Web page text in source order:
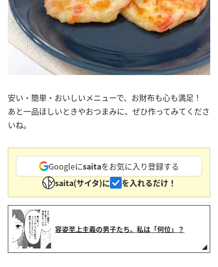
安い・簡単・おいしいメニューで、お財布も心も満足！
あと一品ほしいときやおつまみに、ぜひ作ってみてくださ
いね。
Googleにsaitaをお気に入り登録する
saita(サイタ)に
を入れるだけ！
容姿至上主義の男子たち。私は「何位」？